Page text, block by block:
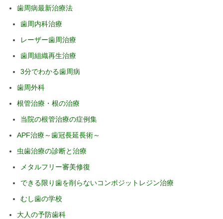
歯周病最新治療法
歯周内科治療
レーザー歯周治療
歯周組織再生治療
3分でわかる歯周病
歯周外科
根管治療・根の治療
当院の根管治療の症例集
APF治療～歯冠長延長術～
虫歯治療の診断と治療
メタルフリー審美修復
できる限り歯を削らないコンポジットレジン治療
むし歯の学校
大人の予防歯科